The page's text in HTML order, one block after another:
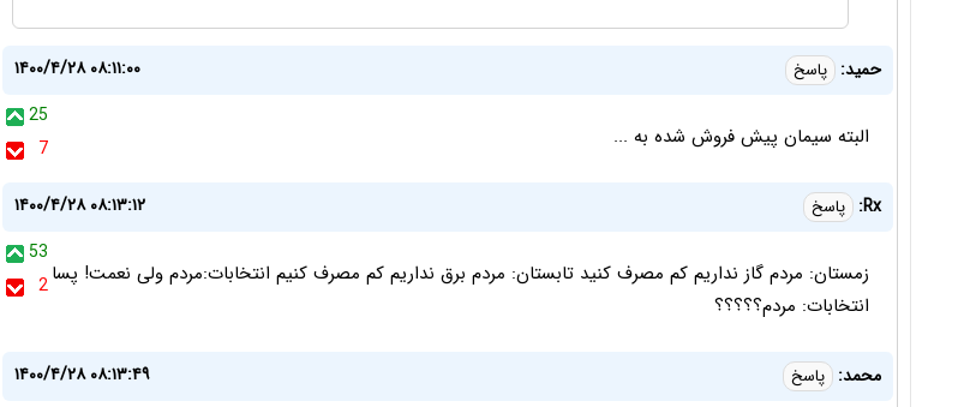
حمید: پاسخ
۱۴۰۰/۴/۲۸ ۰۸:۱۱:۰۰
25
7
البته سیمان پیش فروش شده به ...
Rx: پاسخ
۱۴۰۰/۴/۲۸ ۰۸:۱۳:۱۲
53
2زمستان: مردم گاز نداریم کم مصرف کنید تابستان: مردم برق نداریم کم مصرف کنیم انتخابات:مردم ولی نعمت! پسا
انتخابات: مردم؟؟؟؟؟
محمد: پاسخ
۱۴۰۰/۴/۲۸ ۰۸:۱۳:۴۹